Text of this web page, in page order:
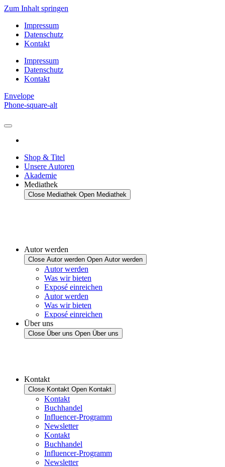
Zum Inhalt springen
Impressum
Datenschutz
Kontakt
Impressum
Datenschutz
Kontakt
Envelope
Phone-square-alt
Shop & Titel
Unsere Autoren
Akademie
Mediathek
Close Mediathek Open Mediathek
Autor werden
Close Autor werden Open Autor werden
Autor werden
Was wir bieten
Exposé einreichen
Autor werden
Was wir bieten
Exposé einreichen
Über uns
Close Über uns Open Über uns
Kontakt
Close Kontakt Open Kontakt
Kontakt
Buchhandel
Influencer-Programm
Newsletter
Kontakt
Buchhandel
Influencer-Programm
Newsletter